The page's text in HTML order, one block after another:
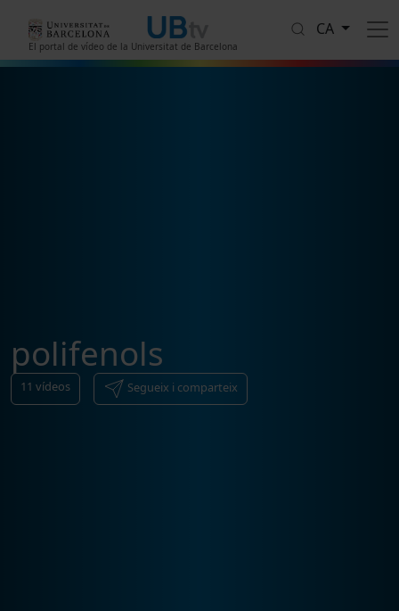
El portal de vídeo de la Universitat de Barcelona
CA
polifenols
11 vídeos Segueix i comparteix